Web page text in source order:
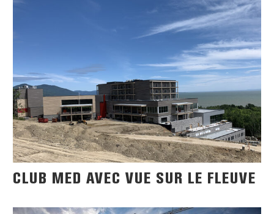
CLUB MED AVEC VUE SUR LE FLEUVE